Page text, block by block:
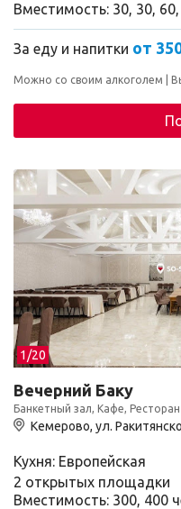
Вместимость: 30, 30,
За еду и напитки от
Можно со своим алкоголем
1/20
Вечерний Баку
Банкетный зал, Кафе, Ресторан
Кемерово, ул.
Кухня: Европейская
2 открытых площадки
Вместимость: 300, 400